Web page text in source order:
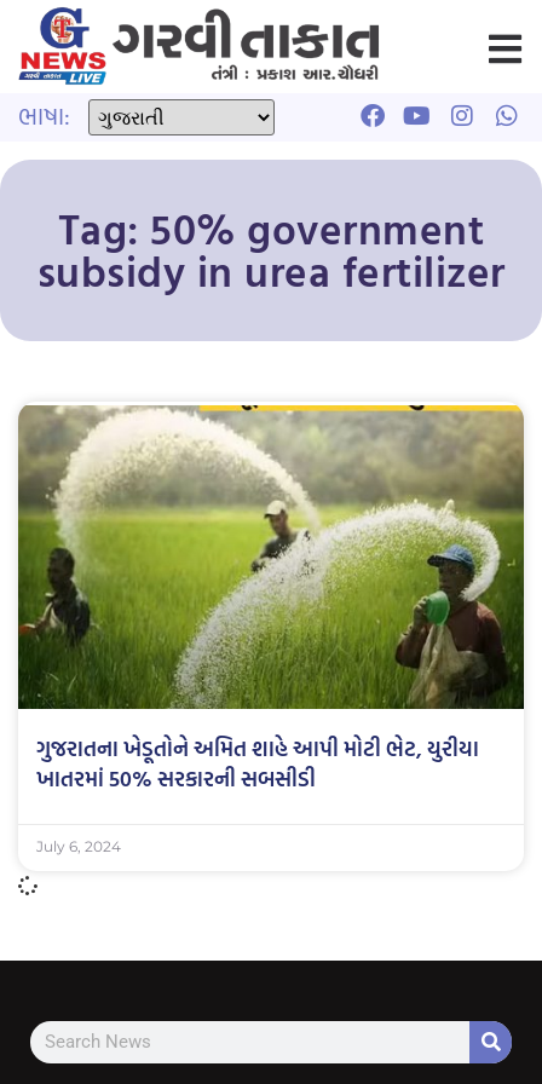
ભાષા:
Tag: 50% government
subsidy in urea fertilizer
ગુજરાતના ખેડૂતોને અમિત શાહે આપી મોટી ભેટ, યુરીયા
ખાતરમાં 50% સરકારની સબસીડી
July 6, 2024